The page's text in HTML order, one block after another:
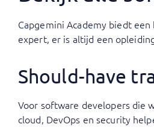
Capgemini Academy biedt
expert, er is altijd een
Should-have
Voor software developers die
cloud, DevOps en security